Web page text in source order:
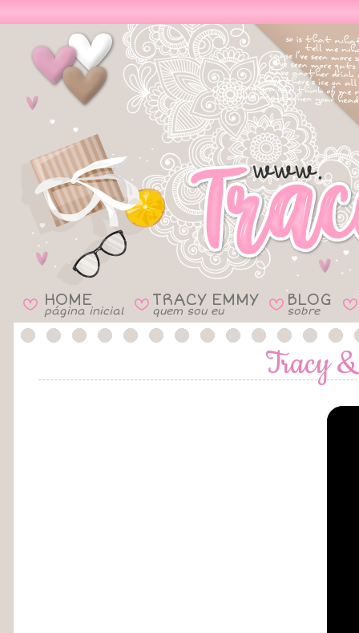
B HOME
página inicial B TRACY EMMY
quem sou eu B BLOG
sobre B
Tracy